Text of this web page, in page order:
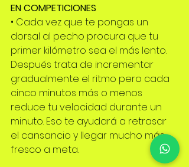
EN COMPETICIONES
• Cada vez que te pongas un
dorsal al pecho procura que tu
primer kilómetro sea el más lento.
Después trata de incrementar
gradualmente el ritmo pero cada
cinco minutos más o menos
reduce tu velocidad durante un
minuto. Eso te ayudará a retrasar
el cansancio y llegar mucho más
fresco a meta.